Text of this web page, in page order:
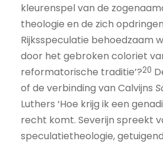
kleurenspel van de
theologie en de zich
Rijksspeculatie behoedzaam
door het gebroken coloriet
reformatorische traditie’?20
of de verbinding van Calvijns
Luthers ‘Hoe krijg ik een
recht komt. Severijn spreekt
speculatietheologie,